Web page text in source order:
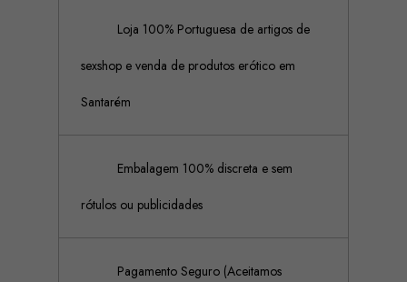
Loja 100% Portuguesa de artigos de
sexshop e venda de produtos erótico em
Santarém
Embalagem 100% discreta e sem
rótulos ou publicidades
Pagamento Seguro (Aceitamos